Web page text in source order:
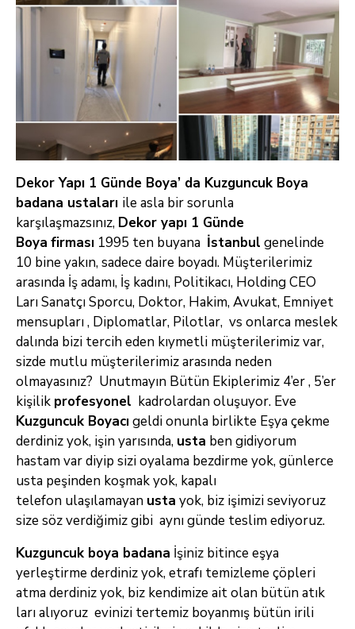
Dekor Yapı 1 Günde Boya’ da Kuzguncuk Boya
badana ustaları ile asla bir sorunla
karşılaşmazsınız, Dekor yapı 1 Günde
Boya firması 1995 ten buyana İstanbul genelinde
10 bine yakın, sadece daire boyadı. Müşterilerimiz
arasında İş adamı, İş kadını, Politikacı, Holding CEO
Ları Sanatçı Sporcu, Doktor, Hakim, Avukat, Emniyet
mensupları , Diplomatlar, Pilotlar, vs onlarca meslek
dalında bizi tercih eden kıymetli müşterilerimiz var,
sizde mutlu müşterilerimizarasında neden
olmayasınız? Unutmayın Bütün Ekiplerimiz 4’er , 5’er
kişilik profesyonel kadrolardan oluşuyor. Eve
Kuzguncuk Boyacıgeldi onunla birlikte Eşya çekme
derdiniz yok, işin yarısında, usta ben gidiyorum
hastam var diyip sizi oyalama bezdirme yok, günlerce
usta peşinden koşmak yok, kapalı
telefon ulaşılamayan usta yok, biz işimizi seviyoruz
size söz verdiğimiz gibi aynı günde teslim ediyoruz.
Kuzguncuk boya badana İşiniz bitince eşya
yerleştirme derdiniz yok, etrafı temizleme çöpleri
atma derdiniz yok, biz kendimize ait olan bütün atık
ları alıyoruz evinizi tertemiz boyanmış bütün irili